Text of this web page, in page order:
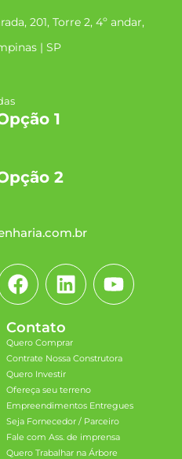
201, Torre 2, 4º andar,
| SP
1
2
Contato
Quero Comprar
Contrate Nossa Construtora
Quero Investir
Ofereça seu terreno
Empreendimentos Entregues
Seja Fornecedor / Parceiro
Fale com Ass. de imprensa
Quero Trabalhar na Árbore